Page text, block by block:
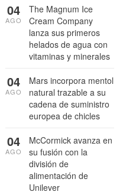
The Magnum Ice
Cream Company
lanza sus primeros
helados de agua con
vitaminas y minerales
04
AGO
Mars incorpora mentol
natural trazable a su
cadena de suministro
europea de chicles
04
AGO
McCormick avanza en
su fusión con la
división de
alimentación de
Unilever
04
AGO